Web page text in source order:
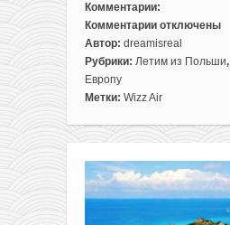
Комментарии:
Комментарии
к
записи
Wizz
Air:
Польши
в
отключены
Автор: dreamisreal
Рубрики: Летим из Польши,
Европу
Метки: Wizz Air